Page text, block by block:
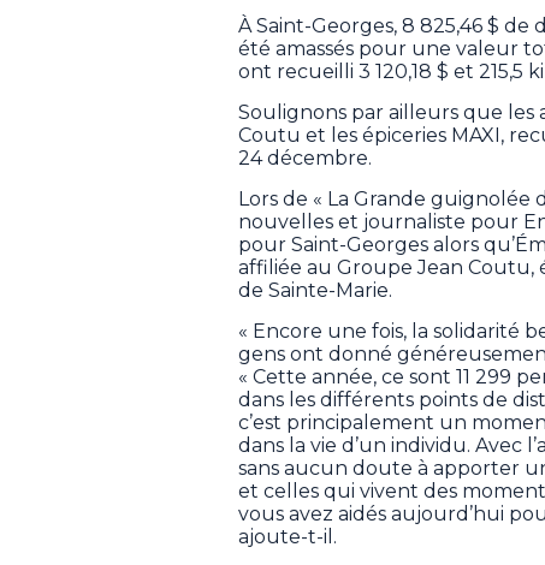
À Saint-Georges, 8 825,46 $
été amassés pour une valeur
ont recueilli 3 120,18 $ et 215,5
Soulignons par ailleurs que les
Coutu et les épiceries MAXI,
24 décembre.
Lors de « La Grande guignolée
nouvelles et journaliste pour
pour Saint-Georges alors
affiliée au Groupe Jean Coutu,
de Sainte-Marie.
« Encore une fois, la solidarité
gens ont donné
« Cette année, ce sont 11 299
dans les différents points de
c’est principalement un
dans la vie d’un individu. Avec
sans aucun doute à apporter
et celles qui vivent des
vous avez aidés aujourd’hui
ajoute-t-il.